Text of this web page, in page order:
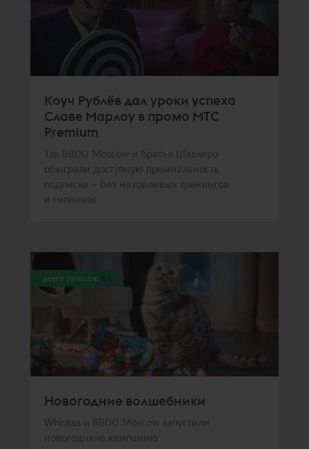
Коуч Рублёв дал уроки успеха
Славе Марлоу в промо МТС
Premium
Так BBDO Moscow и братья Шавкеро
обыграли доступную премиальность
подписки – без назойливых тренингов
и гипнозов
всего голосов: 158
Новогодние волшебники
Whiskas и BBDO Moscow запустили
новогоднюю кампанию